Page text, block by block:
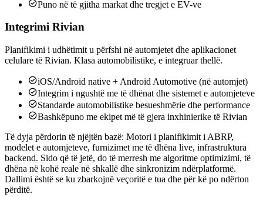
Puno në të gjitha markat dhe tregjet e EV-ve
Integrimi Rivian
Planifikimi i udhëtimit u përfshi në automjetet dhe aplikacionet
celulare të Rivian. Klasa automobilistike, e integruar thellë.
iOS/Android native + Android Automotive (në automjet)
Integrim i ngushtë me të dhënat dhe sistemet e automjeteve
Standarde automobilistike besueshmërie dhe performance
Bashkëpuno me ekipet më të gjera inxhinierike të Rivian
Të dyja përdorin të njëjtën bazë: Motori i planifikimit i ABRP,
modelet e automjeteve, furnizimet me të dhëna live, infrastruktura
backend. Sido që të jetë, do të merresh me algoritme optimizimi, të
dhëna në kohë reale në shkallë dhe sinkronizim ndërplatformë.
Dallimi është se ku zbarkojnë veçoritë e tua dhe për kë po ndërton
përditë.